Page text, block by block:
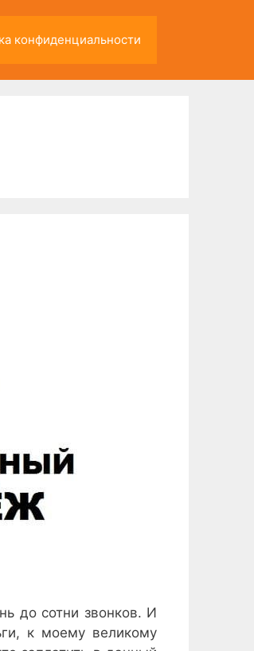
конфиденциальности
до сотни звонков. И
к моему великому